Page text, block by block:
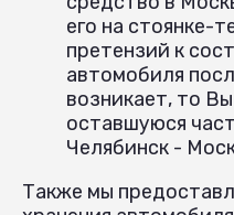
его на стоянке-
претензий к
автомобиля
возникает, то
оставшуюся
Челябинск -
Также мы